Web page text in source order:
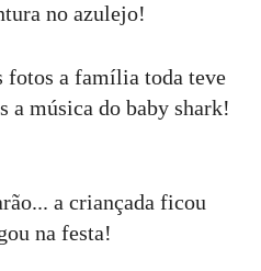
no azulejo!
fotos a família toda teve
a música do baby shark!
a criançada ficou
na festa!